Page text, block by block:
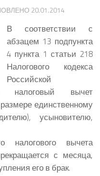
20.01.2014
В соответствии с
абзацем 13 подпункта
4 пункта 1 статьи 218
Налогового кодекса
Российской
налоговый вычет
единственному
усыновителю,
налогового вычета
с месяца,
его в брак.